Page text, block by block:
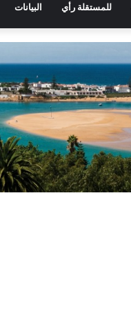
للمستقلة رأي البيانات